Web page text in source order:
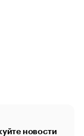
новости